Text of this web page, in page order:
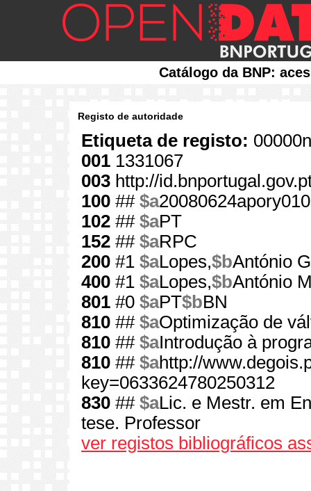
Catálogo da BNP:
Registo de autoridade
Etiqueta de registo:
001 1331067
003 http://
100 ## $a
102 ## $aPT
152 ## $aRPC
200 #1 $aLopes,$bAntónio
400 #1 $aLopes,$bAntónio
801 #0 $aPT$bBN
810 ## $aOptimização de
810 ## $aIntrodução à
810 ## $ahttp://
key=0633624780250312
830 ## $aLic. e Mestr. em
tese. Professor
ver registos bibliográficos